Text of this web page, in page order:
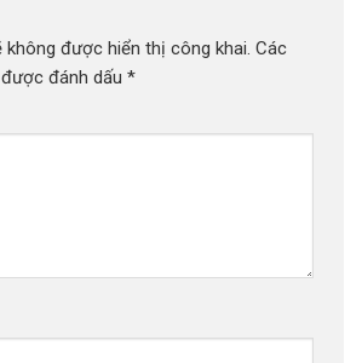
không được hiển thị công khai. Các
đánh dấu *